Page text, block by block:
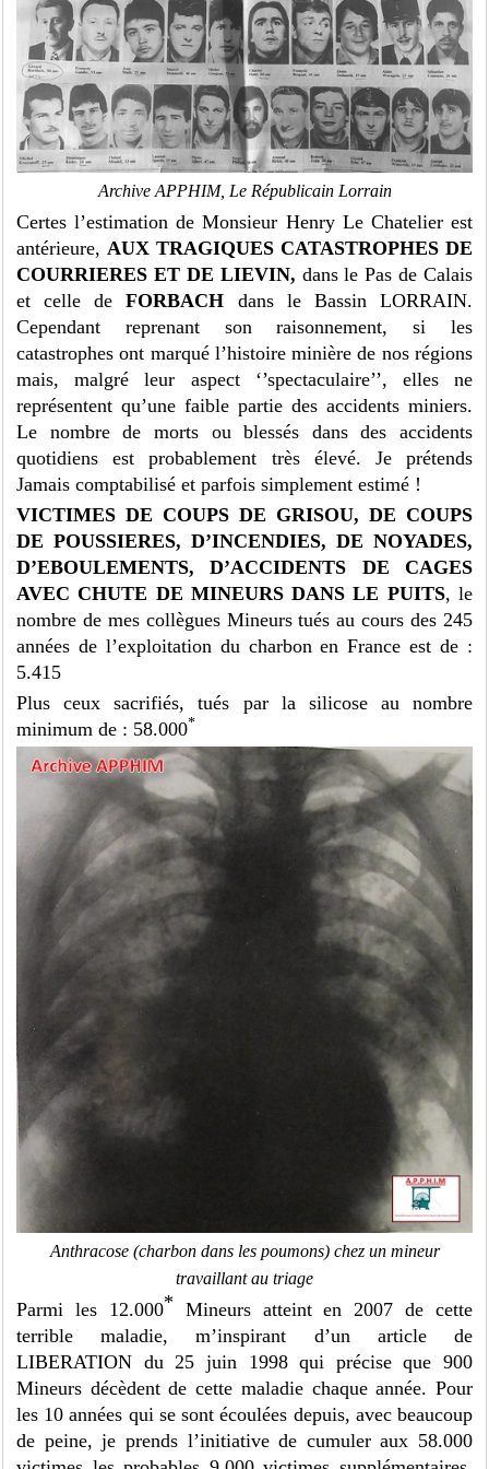
Archive APPHIM, Le Républicain Lorrain
Certes l’estimation de Monsieur Henry Le Chatelier est
antérieure, AUX TRAGIQUES CATASTROPHES DE
COURRIERES ET DE LIEVIN, dans le Pas de Calais
et celle deFORBACH dans le Bassin LORRAIN.
Cependant reprenant son raisonnement, si les
catastrophes ont marqué l’histoire minière de nos régions
mais, malgré leur aspect ‘’spectaculaire’’, elles ne
représentent qu’une faible partie des accidents miniers.
Le nombre de morts ou blessés dans des accidents
quotidiens est probablement très élevé. Je prétends
Jamais comptabilisé et parfois simplement estimé !
VICTIMES DE COUPS DE GRISOU, DE COUPS
DE POUSSIERES, D’INCENDIES, DE NOYADES,
D’EBOULEMENTS, D’ACCIDENTS DE CAGES
AVEC CHUTE DE MINEURS DANS LE PUITS, le
nombre de mes collègues Mineurs tués au cours des 245
années de l’exploitation du charbon en France est de :
5.415
Plus ceux sacrifiés, tués par la silicose au nombre
minimum de : 58.000*
Anthracose (charbon dans les poumons) chez un mineur
travaillant au triage
Parmi les 12.000* Mineurs atteint en 2007 de cette
terrible maladie, m’inspirant d’un article de
LIBERATION du 25 juin 1998 qui précise que 900
Mineurs décèdent de cette maladie chaque année. Pour
les 10 années qui se sont écoulées depuis, avec beaucoup
de peine, je prends l’initiative de cumuler aux 58.000